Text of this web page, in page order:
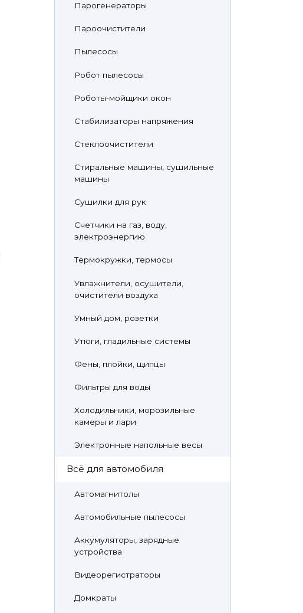
Парогенераторы
Пароочистители
Пылесосы
Робот пылесосы
Роботы-мойщики окон
Стабилизаторы напряжения
Стеклоочистители
Стиральные машины, сушильные
машины
Сушилки для рук
Счетчики на газ, воду,
электроэнергию
Термокружки, термосы
Увлажнители, осушители,
очистители воздуха
Умный дом, розетки
Утюги, гладильные системы
Фены, плойки, щипцы
Фильтры для воды
Холодильники, морозильные
камеры и лари
Электронные напольные весы
Всё для автомобиля
Автомагнитолы
Автомобильные пылесосы
Аккумуляторы, зарядные
устройства
Видеорегистраторы
Домкраты